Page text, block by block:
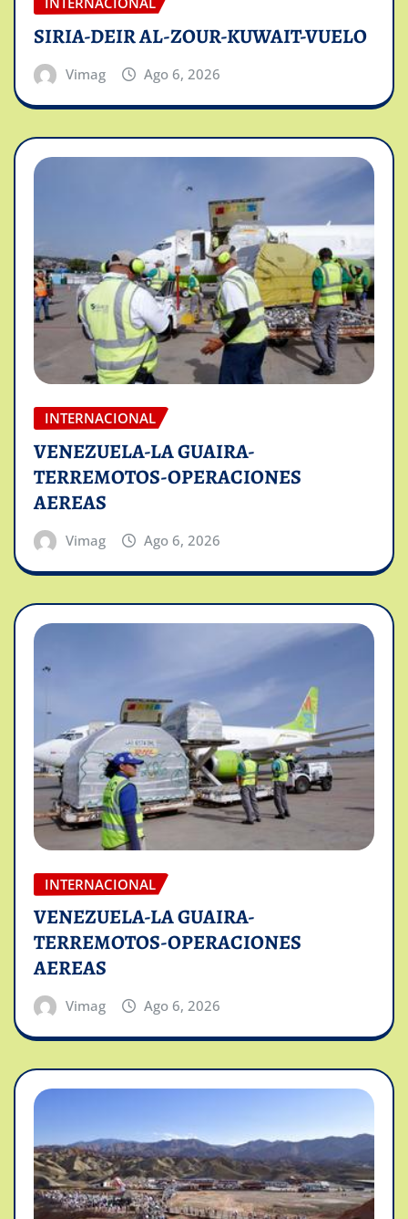
SIRIA-DEIR AL-ZOUR-KUWAIT-VUELO
Vimag Ago 6, 2026
INTERNACIONAL
VENEZUELA-LA GUAIRA-
TERREMOTOS-OPERACIONES
AEREAS
Vimag Ago 6, 2026
INTERNACIONAL
VENEZUELA-LA GUAIRA-
TERREMOTOS-OPERACIONES
AEREAS
Vimag Ago 6, 2026